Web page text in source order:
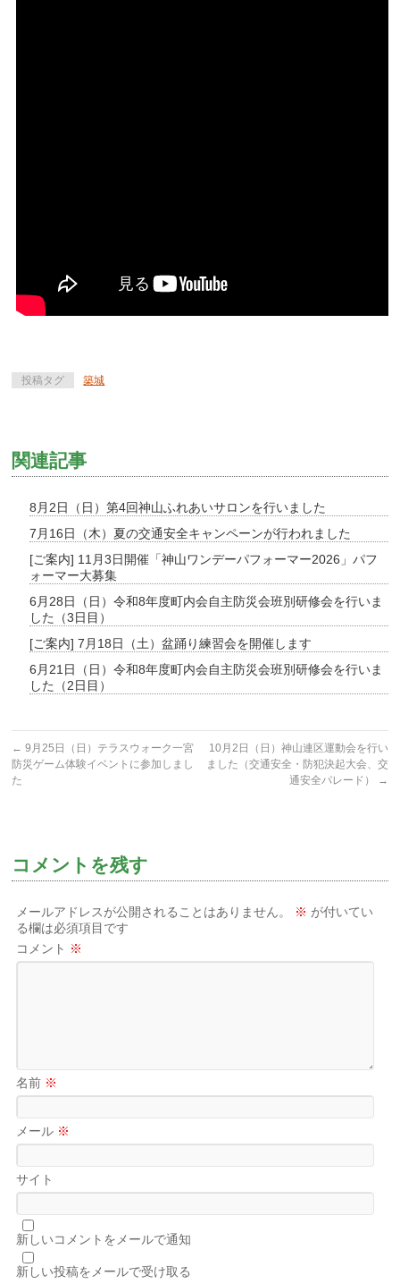
投稿タグ 築城
関連記事
8月2日（日）第4回神山ふれあいサロンを行いました
7月16日（木）夏の交通安全キャンペーンが行われました
[ご案内] 11月3日開催「神山ワンデーパフォーマー2026」パフ
ォーマー大募集
6月28日（日）令和8年度町内会自主防災会班別研修会を行いま
した（3日目）
[ご案内] 7月18日（土）盆踊り練習会を開催します
6月21日（日）令和8年度町内会自主防災会班別研修会を行いま
した（2日目）
← 9月25日（日）テラスウォーク一宮
防災ゲーム体験イベントに参加しまし
た
10月2日（日）神山連区運動会を行い
ました（交通安全・防犯決起大会、交
通安全パレード）
→
コメントを残す
メールアドレスが公開されることはありません。 ※ が付いてい
る欄は必須項目です
コメント ※
名前 ※
メール ※
サイト
新しいコメントをメールで通知
新しい投稿をメールで受け取る